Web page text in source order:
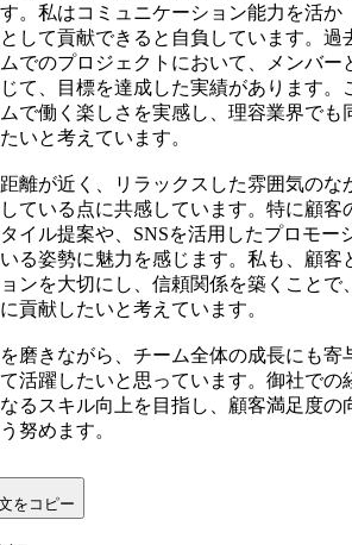
。私はコミュニケーション能力を活か
して貢献できると自負しています。過
でのプロジェクトにおいて、メンバー
て、目標を達成した実績があります。
で働く楽しさを実感し、理容業界でも
いと考えています。
離が近く、リラックスした雰囲気のな
ている点に共感しています。特に顧客
イル提案や、SNSを活用したプロモー
る姿勢に魅力を感じます。私も、顧客
ンを大切にし、信頼関係を築くことで
貢献したいと考えています。
磨きながら、チーム全体の成長にも寄
活躍したいと思っています。御社での
るスキル向上を目指し、顧客満足度の
努めます。
をコピー